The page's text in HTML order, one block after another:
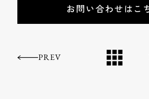
お問い合わせはこ
PREV